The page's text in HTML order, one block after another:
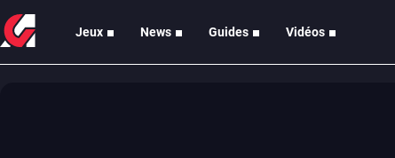
Jeux News Guides Vidéos